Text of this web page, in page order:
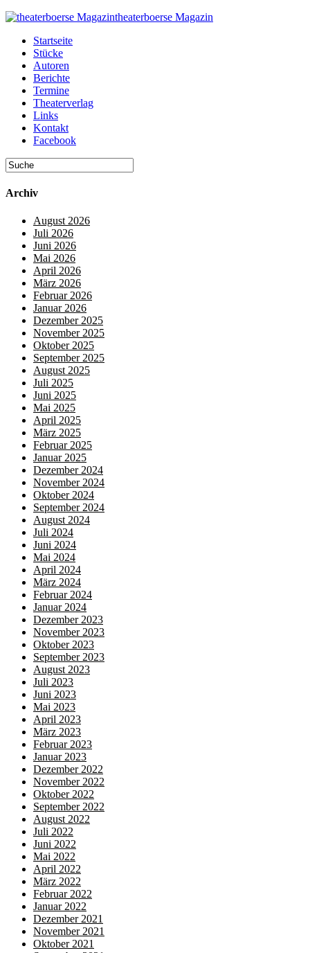
theaterboerse Magazin
Startseite
Stücke
Autoren
Berichte
Termine
Theaterverlag
Links
Kontakt
Facebook
Archiv
August 2026
Juli 2026
Juni 2026
Mai 2026
April 2026
März 2026
Februar 2026
Januar 2026
Dezember 2025
November 2025
Oktober 2025
September 2025
August 2025
Juli 2025
Juni 2025
Mai 2025
April 2025
März 2025
Februar 2025
Januar 2025
Dezember 2024
November 2024
Oktober 2024
September 2024
August 2024
Juli 2024
Juni 2024
Mai 2024
April 2024
März 2024
Februar 2024
Januar 2024
Dezember 2023
November 2023
Oktober 2023
September 2023
August 2023
Juli 2023
Juni 2023
Mai 2023
April 2023
März 2023
Februar 2023
Januar 2023
Dezember 2022
November 2022
Oktober 2022
September 2022
August 2022
Juli 2022
Juni 2022
Mai 2022
April 2022
März 2022
Februar 2022
Januar 2022
Dezember 2021
November 2021
Oktober 2021